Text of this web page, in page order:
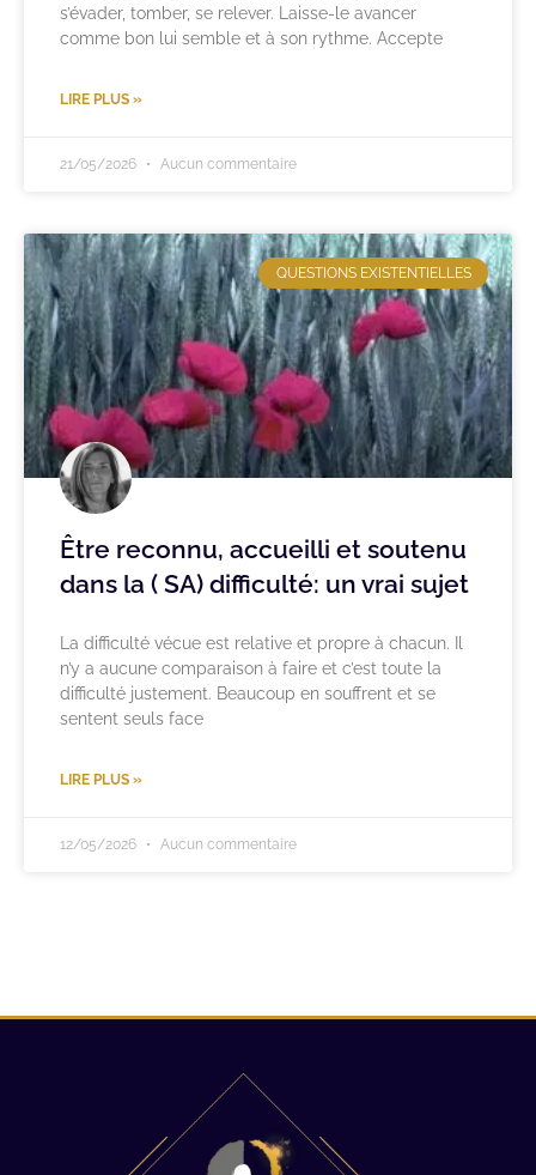
s’évader, tomber, se relever. Laisse-le avancer
comme bon lui semble et à son rythme. Accepte
LIRE PLUS »
21/05/2026 Aucun commentaire
QUESTIONS EXISTENTIELLES
Être reconnu, accueilli et soutenu
dans la ( SA) difficulté: un vrai sujet
La difficulté vécue est relative et propre à chacun. Il
n’y a aucune comparaison à faire et c’est toute la
difficulté justement. Beaucoup en souffrent et se
sentent seuls face
LIRE PLUS »
12/05/2026 Aucun commentaire